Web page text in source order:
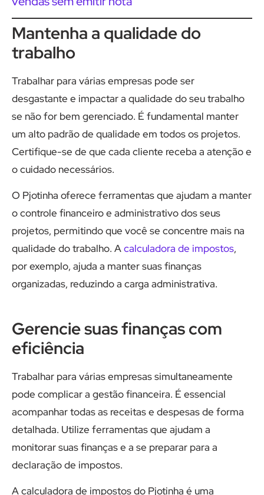
Mantenha a qualidade do
trabalho
Trabalhar para várias empresas pode ser
desgastante e impactar a qualidade do seu trabalho
se não for bem gerenciado. É fundamental manter
um alto padrão de qualidade em todos os projetos.
Certifique-se de que cada cliente receba a atenção e
o cuidado necessários.
O Pjotinha oferece ferramentas que ajudam a manter
o controle financeiro e administrativo dos seus
projetos, permitindo que você se concentre mais na
qualidade do trabalho. Acalculadora de impostos,
por exemplo, ajuda a manter suas finanças
organizadas, reduzindo a carga administrativa.
Gerencie suas finanças com
eficiência
Trabalhar para várias empresas simultaneamente
pode complicar a gestão financeira. É essencial
acompanhar todas as receitas e despesas de forma
detalhada. Utilize ferramentas que ajudam a
monitorar suas finanças e a se preparar para a
declaração de impostos.
A calculadora de impostos do Pjotinha é uma